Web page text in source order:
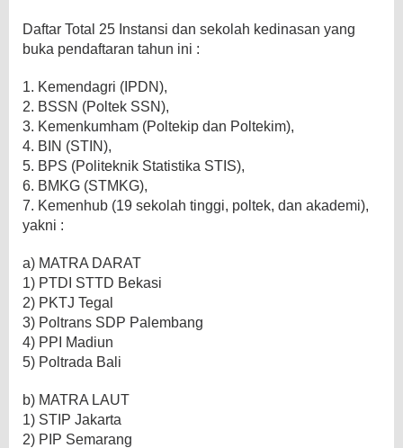
Daftar Total 25 Instansi dan sekolah kedinasan yang
buka pendaftaran tahun ini :
1. Kemendagri (IPDN),
2. BSSN (Poltek SSN),
3. Kemenkumham (Poltekip dan Poltekim),
4. BIN (STIN),
5. BPS (Politeknik Statistika STIS),
6. BMKG (STMKG),
7. Kemenhub (19 sekolah tinggi, poltek, dan akademi),
yakni :
a) MATRA DARAT
1) PTDI STTD Bekasi
2) PKTJ Tegal
3) Poltrans SDP Palembang
4) PPI Madiun
5) Poltrada Bali
b) MATRA LAUT
1) STIP Jakarta
2) PIP Semarang